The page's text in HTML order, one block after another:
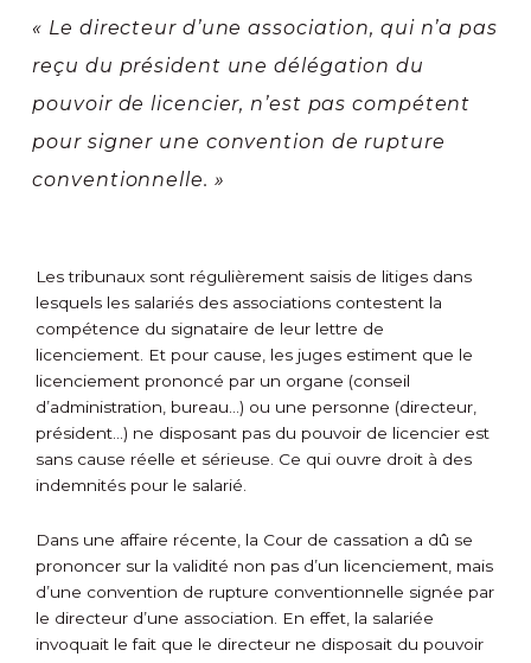
« Le directeur d’une association, qui n’a pas
reçu du président une délégation du
pouvoir de licencier, n’est pas compétent
pour signer une convention de rupture
conventionnelle. »
Les tribunaux sont régulièrement saisis de litiges dans
lesquels les salariés des associations contestent la
compétence du signataire de leur lettre de
licenciement. Et pour cause, les juges estiment que le
licenciement prononcé par un organe (conseil
d’administration, bureau…) ou une personne (directeur,
président…) ne disposant pas du pouvoir de licencier est
sans cause réelle et sérieuse. Ce qui ouvre droit à des
indemnités pour le salarié.
Dans une affaire récente, la Cour de cassation a dû se
prononcer sur la validité non pas d’un licenciement, mais
d’une convention de rupture conventionnelle signée par
le directeur d’une association. En effet, la salariée
invoquait le fait que le directeur ne disposait du pouvoir